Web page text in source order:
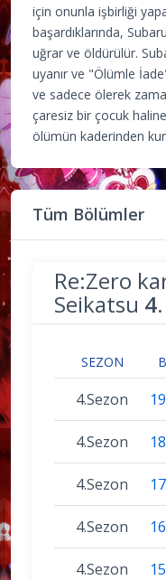
için onunla işbirliği
başardıklarında,
uğrar ve öldürülür.
uyanır ve "Ölümle
ve sadece ölerek
çaresiz bir çocuk
ölümün kaderinden
Tüm Bölümler
Re:Zero
Seikatsu
SEZON
4.Sezon
4.Sezon
4.Sezon
4.Sezon
4.Sezon